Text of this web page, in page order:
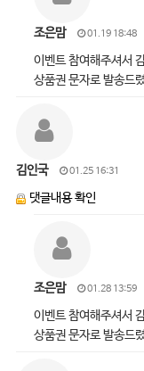
조은맘 01.19 18:48
이벤트 참여해주셔서
상품권 문자로 발송드
김인국 01.25 16:31
댓글내용 확인
조은맘 01.28 13:59
이벤트 참여해주셔서
상품권 문자로 발송드